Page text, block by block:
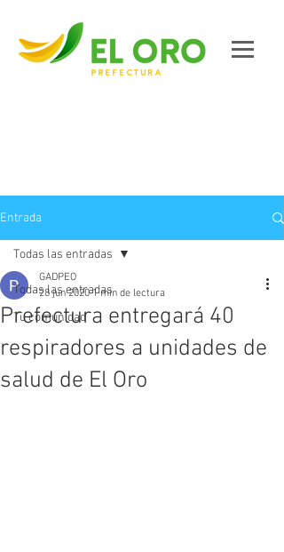
Entrada
Todas las entradas
Tu comunidad
Todas las entradas
Prefectura entregará 40
respiradores a unidades de
salud de El Oro
GADPEO
28 jun 2020 1 min de lectura